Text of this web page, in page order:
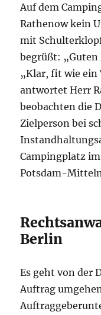
Auf dem
Rathenow kein
mit
begrüßt: „Guten
„Klar, fit wie ein
antwortet Herr
beobachten die
Zielperson bei
Campingplatz
Potsdam-
Berlin
Es geht von der
Auftrag